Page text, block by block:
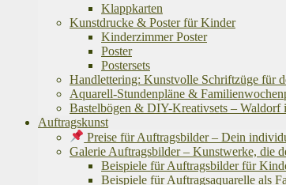
Klappkarten
Kunstdrucke & Poster für Kinder
Kinderzimmer Poster
Poster
Postersets
Handlettering: Kunstvolle Schriftzüge für
Aquarell-Stundenpläne &
Bastelbögen & DIY-Kreativsets – Waldorf
Auftragskunst
Preise für Auftragsbilder – Dein
Galerie Auftragsbilder – Kunstwerke, die
Beispiele für Auftragsbilder für
Beispiele für Auftragsaquarelle als